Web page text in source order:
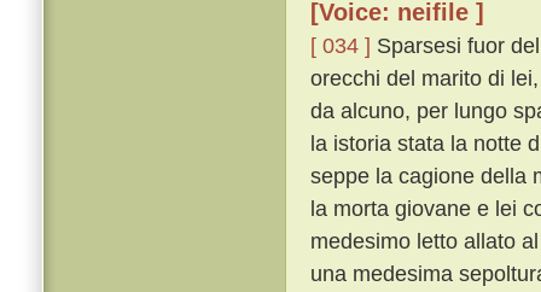
[Voice: neifile ]
[ 034 ] Sparsesi fuor
orecchi del marito di
da alcuno, per lungo
la istoria stata la notte
seppe la cagione della
la morta giovane e lei
medesimo letto allato
una medesima